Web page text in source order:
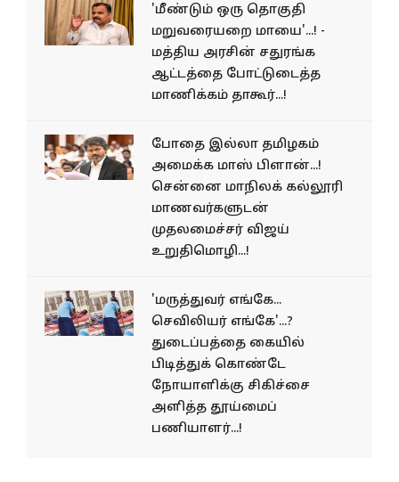
'மீண்டும் ஒரு தொகுதி
மறுவரையறை மாயை'...! -
மத்திய அரசின் சதுரங்க
ஆட்டத்தை போட்டுடைத்த
மாணிக்கம் தாகூர்...!
போதை இல்லா தமிழகம்
அமைக்க மாஸ் பிளான்...!
சென்னை மாநிலக் கல்லூரி
மாணவர்களுடன்
முதலமைச்சர் விஜய்
உறுதிமொழி...!
'மருத்துவர் எங்கே...
செவிலியர் எங்கே'...?
துடைப்பத்தை கையில்
பிடித்துக் கொண்டே
நோயாளிக்கு சிகிச்சை
அளித்த தூய்மைப்
பணியாளர்...!